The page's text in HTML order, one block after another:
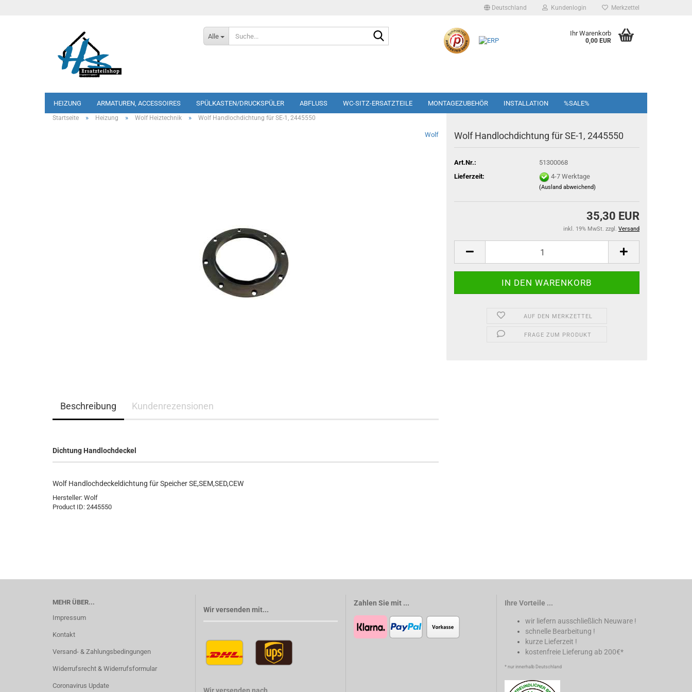
Deutschland Kundenlogin Merkzettel
Alle Ihr Warenkorb
0,00 EUR
HEIZUNG ARMATUREN, ACCESSOIRES SPÜLKASTEN/DRUCKSPÜLER ABFLUSS WC-SITZ-ERSATZTEILE MONTAGEZUBEHÖR INSTALLATION %SALE%
Startseite » Heizung » Wolf Heiztechnik » Wolf Handlochdichtung für SE-1, 2445550
Wolf Wolf Handlochdichtung für SE-1, 2445550
Art.Nr.:
51300068
Lieferzeit:
4-7 Werktage
(Ausland abweichend)
35,30 EUR
inkl. 19% MwSt. zzgl. Versand
AUF DEN MERKZETTEL
FRAGE ZUM PRODUKT
Beschreibung Kundenrezensionen
Dichtung Handlochdeckel
Wolf Handlochdeckeldichtung für Speicher SE,SEM,SED,CEW
Hersteller: Wolf
Product ID: 2445550
MEHR ÜBER...
Impressum
Kontakt
Versand- & Zahlungsbedingungen
Widerrufsrecht & Widerrufsformular
Coronavirus Update
Wir versenden mit...
Zahlen Sie mit ... Ihre Vorteile ...
wir liefern ausschließlich Neuware !
schnelle Bearbeitung !
kurze Lieferzeit !
kostenfreie Lieferung ab 200€*
* nur innerhalb Deutschland